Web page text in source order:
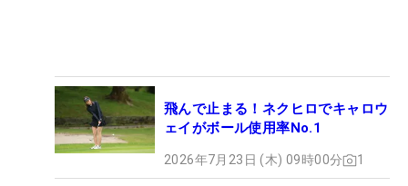
飛んで止まる！ネクヒロでキャロウ
ェイがボール使用率No.1
2026年7月23日 (木) 09時00分 1